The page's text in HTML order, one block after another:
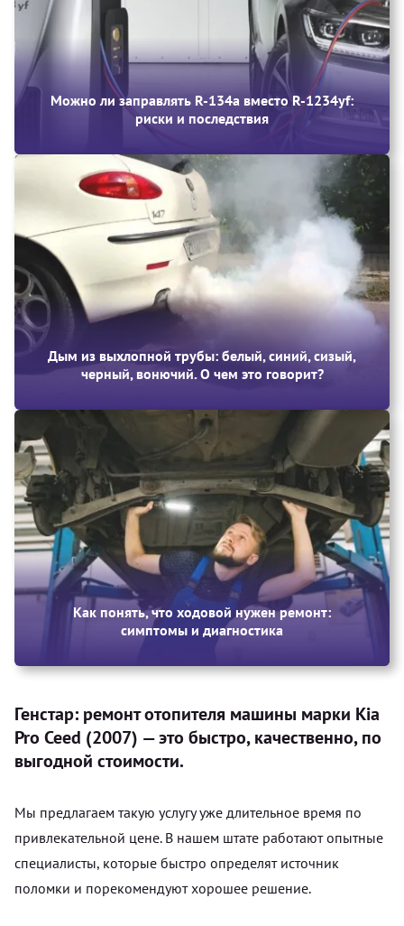
Можно ли заправлять R-134a вместо R-1234yf:
риски и последствия
Дым из выхлопной трубы: белый, синий, сизый,
черный, вонючий. О чем это говорит?
Как понять, что ходовой нужен ремонт:
симптомы и диагностика
Генстар: ремонт отопителя машины марки Kia
Pro Ceed (2007) — это быстро, качественно, по
выгодной стоимости.
Мы предлагаем такую услугу уже длительное время по
привлекательной цене. В нашем штате работают опытные
специалисты, которые быстро определят источник
поломки и порекомендуют хорошее решение.